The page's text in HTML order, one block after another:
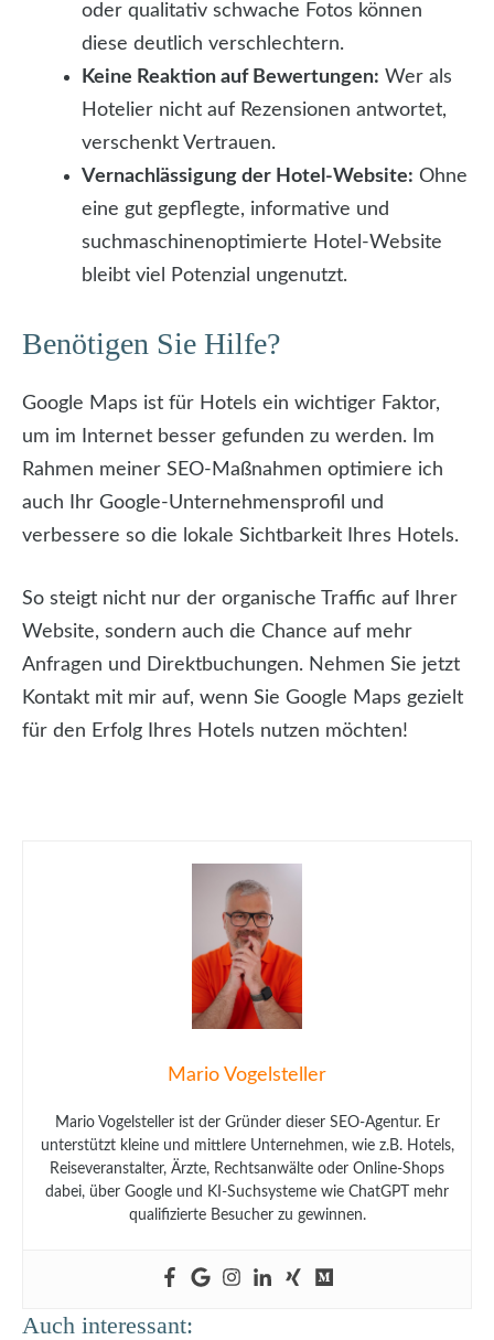
oder qualitativ schwache Fotos können
diese deutlich verschlechtern.
Keine Reaktion auf Bewertungen: Wer als
Hotelier nicht auf Rezensionen antwortet,
verschenkt Vertrauen.
Vernachlässigung der Hotel-Website: Ohne
eine gut gepflegte, informative und
suchmaschinenoptimierte Hotel-Website
bleibt viel Potenzial ungenutzt.
Benötigen Sie Hilfe?
Google Maps ist für Hotels ein wichtiger Faktor,
um im Internet besser gefunden zu werden. Im
Rahmen meiner SEO-Maßnahmen optimiere ich
auch Ihr Google-Unternehmensprofil und
verbessere so die lokale Sichtbarkeit Ihres Hotels.
So steigt nicht nur der organische Traffic auf Ihrer
Website, sondern auch die Chance auf mehr
Anfragen und Direktbuchungen. Nehmen Sie jetzt
Kontakt mit mir auf, wenn Sie Google Maps gezielt
für den Erfolg Ihres Hotels nutzen möchten!
Mario Vogelsteller
Mario Vogelsteller ist der Gründer dieser SEO-Agentur. Er
unterstützt kleine und mittlere Unternehmen, wie z.B. Hotels,
Reiseveranstalter, Ärzte, Rechtsanwälte oder Online-Shops
dabei, über Google und KI-Suchsysteme wie ChatGPT mehr
qualifizierte Besucher zu gewinnen.
Auch interessant: